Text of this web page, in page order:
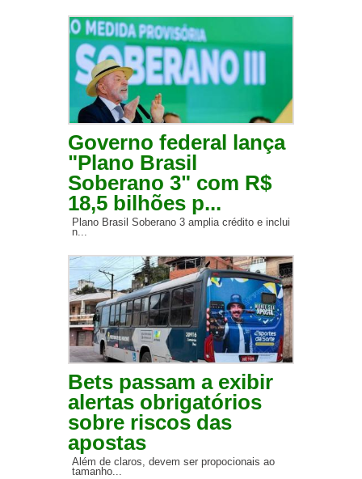
Governo federal lança
"Plano Brasil
Soberano 3" com R$
18,5 bilhões p...
Plano Brasil Soberano 3 amplia crédito e inclui
n...
Bets passam a exibir
alertas obrigatórios
sobre riscos das
apostas
Além de claros, devem ser propocionais ao
tamanho...